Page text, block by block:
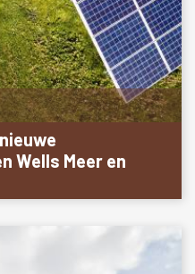
Wells Meer en